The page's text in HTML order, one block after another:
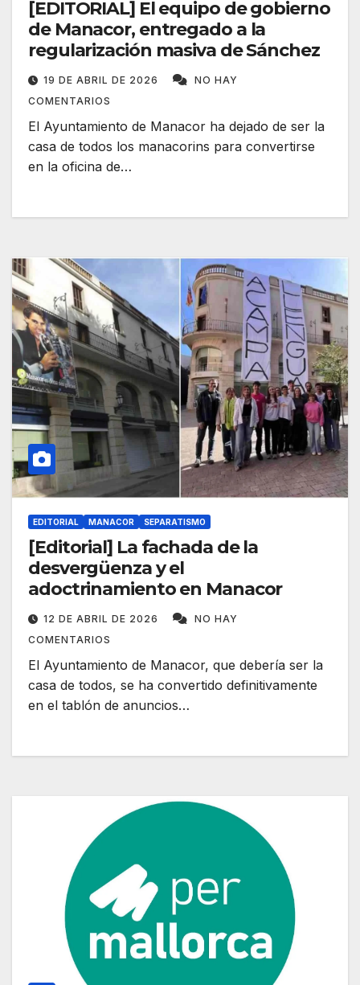
[EDITORIAL] El equipo de gobierno
de Manacor, entregado a la
regularización masiva de Sánchez
19 DE ABRIL DE 2026
NO HAY
COMENTARIOS
El Ayuntamiento de Manacor ha dejado de ser la
casa de todos los manacorins para convertirse
en la oficina de…
EDITORIAL MANACOR SEPARATISMO
[Editorial] La fachada de la
desvergüenza y el
adoctrinamiento en Manacor
12 DE ABRIL DE 2026
NO HAY
COMENTARIOS
El Ayuntamiento de Manacor, que debería ser la
casa de todos, se ha convertido definitivamente
en el tablón de anuncios…